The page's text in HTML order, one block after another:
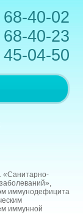
68-40-02
68-40-23
45-04-50
«Санитарно-
иммунодефицита
иммунной